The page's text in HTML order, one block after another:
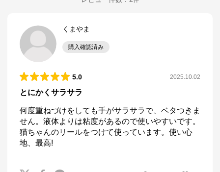
くまやま
購入確認済み
5.0 2025.10.02
とにかくサラサラ
何度重ねづけをしても手がサラサラで、ベタつきま
せん。液体よりは粘度があるので使いやすいです。
猫ちゃんのリールをつけて使っています。使い心
地、最高!